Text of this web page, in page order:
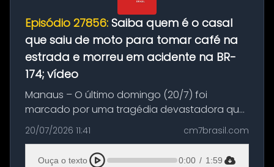
Episódio 27856: Saiba quem é o casal
que saiu de moto para tomar café na
estrada e morreu em acidente na BR-
174; vídeo
Manaus – O último domingo (20/7) foi
marcado por uma tragédia devastadora que
resultou na morte precoce de dois jovens na
BR-174, na zona rural de Manaus. Um passeio
com destino a um típico café regio...
20/07/2026 11:41 cm7brasil.com
Ouça o texto 0:00 / 1:59